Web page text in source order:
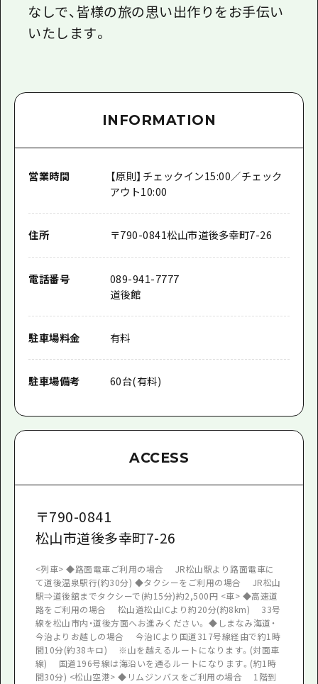
なしで、皆様の旅の思い出作りをお手伝い
いたします。
INFORMATION
営業時間
【原則】チェックイン15:00／チェック
アウト10:00
住所 〒790-0841松山市道後多幸町7-26
電話番号
089-941-7777
道後館
駐車場料金 有料
駐車場備考 60台(有料)
ACCESS
〒790-0841
松山市道後多幸町7-26
<列車> ◆路面電車ご利用の場合 JR松山駅より路面電車に
て道後温泉駅行(約30分) ◆タクシーをご利用の場合 JR松山
駅⇒道後舘までタクシーで(約15分)約2,500円 <車> ◆高速道
路をご利用の場合 松山道松山ICより約20分(約8km) 33号
線を松山市内・道後方面へお進みください。 ◆しまなみ海道・
今治よりお越しの場合 今治ICより国道317号線経由で約1時
間10分(約38キロ) ※山を越えるルートになります。(対面車
線) 国道196号線は海沿いを通るルートになります。(約1時
間30分) <松山空港> ◆リムジンバスをご利用の場合 1階到